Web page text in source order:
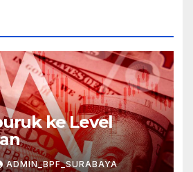
ke Level
ADMIN_BPF_SURABAYA